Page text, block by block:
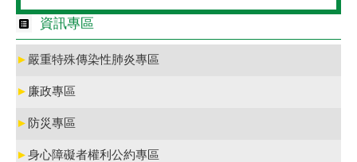
資訊專區
► 嚴重特殊傳染性肺炎專區
► 廉政專區
► 防災專區
►身心障礙者權利公約專區